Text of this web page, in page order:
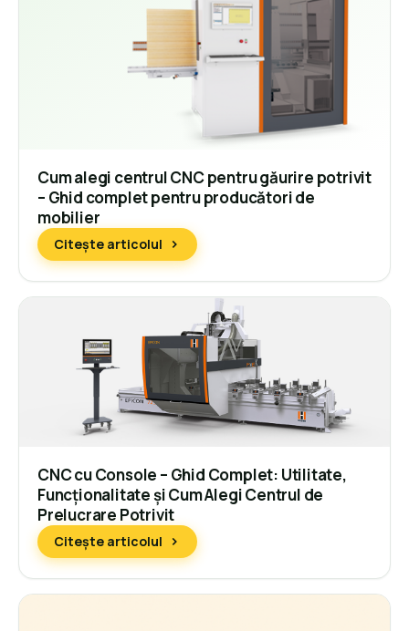
Cum alegi centrul CNC pentru găurire potrivit
– Ghid complet pentru producători de
mobilier
Citește articolul
CNC cu Console – Ghid Complet: Utilitate,
Funcționalitate și Cum Alegi Centrul de
Prelucrare Potrivit
Citește articolul